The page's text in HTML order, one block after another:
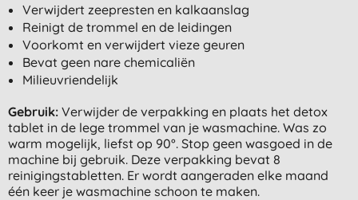
Verwijdert zeepresten en kalkaanslag
Reinigt de trommel en de leidingen
Voorkomt en verwijdert vieze geuren
Bevat geen nare chemicaliën
Milieuvriendelijk
Gebruik: Verwijder de verpakking en plaats het detox
tablet in de lege trommel van je wasmachine. Was zo
warm mogelijk, liefst op 90°. Stop geen wasgoed in de
machine bij gebruik. Deze verpakking bevat 8
reinigingstabletten. Er wordt aangeraden elke maand
één keer je wasmachine schoon te maken.